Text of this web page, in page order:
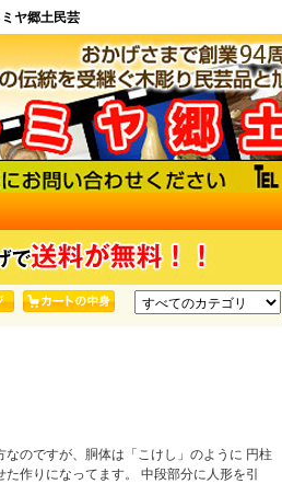
ヤ郷土民芸
のですが、胴体は「こけし」のように 円柱
作りになってます。 中段部分に人形を引